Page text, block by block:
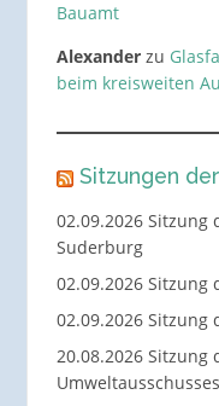
Bauamt
Alexanderzu
beim kreisweiten
Sitzungen
02.09.2026 Sitzung
Suderburg
02.09.2026 Sitzung
02.09.2026 Sitzung
20.08.2026 Sitzung